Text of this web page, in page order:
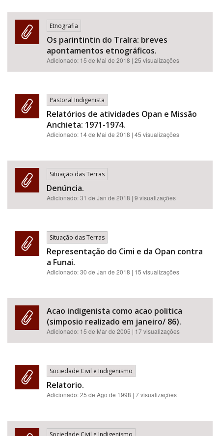
Etnografia
Os parintintin do Traíra: breves
apontamentos etnográficos.
Adicionado: 15 de Mai de 2018 | 25 visualizações
Pastoral Indigenista
Relatórios de atividades Opan e Missão
Anchieta: 1971-1974.
Adicionado: 14 de Mai de 2018 | 45 visualizações
Situação das Terras
Denúncia.
Adicionado:31 de Jan de 2018 | 9 visualizações
Situação das Terras
Representação do Cimi e da Opan contra
a Funai.
Adicionado:30 de Jan de 2018 | 15 visualizações
Acao indigenista como acao politica
(simposio realizado em janeiro/ 86).
Adicionado: 15 de Mar de 2005 | 17 visualizações
Sociedade Civil e Indigenismo
Relatorio.
Adicionado:25 de Ago de 1998 | 7 visualizações
Sociedade Civil e Indigenismo